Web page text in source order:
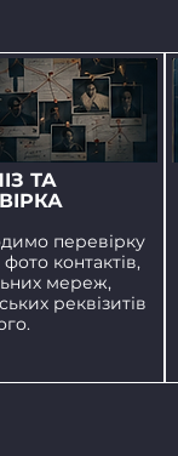
ТА
перевірку
контактів,
мереж,
реквізитів